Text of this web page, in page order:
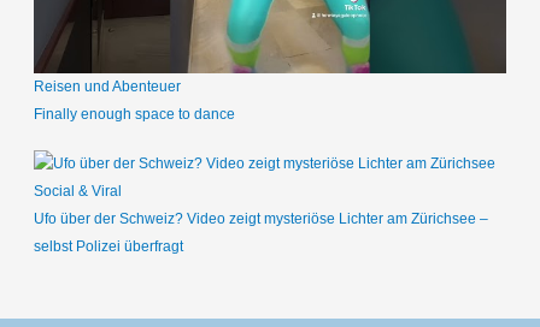
Reisen und Abenteuer
Finally enough space to dance
Social & Viral
Ufo über der Schweiz? Video zeigt mysteriöse Lichter am Zürichsee –
selbst Polizei überfragt